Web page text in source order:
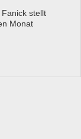
stellt
Monat